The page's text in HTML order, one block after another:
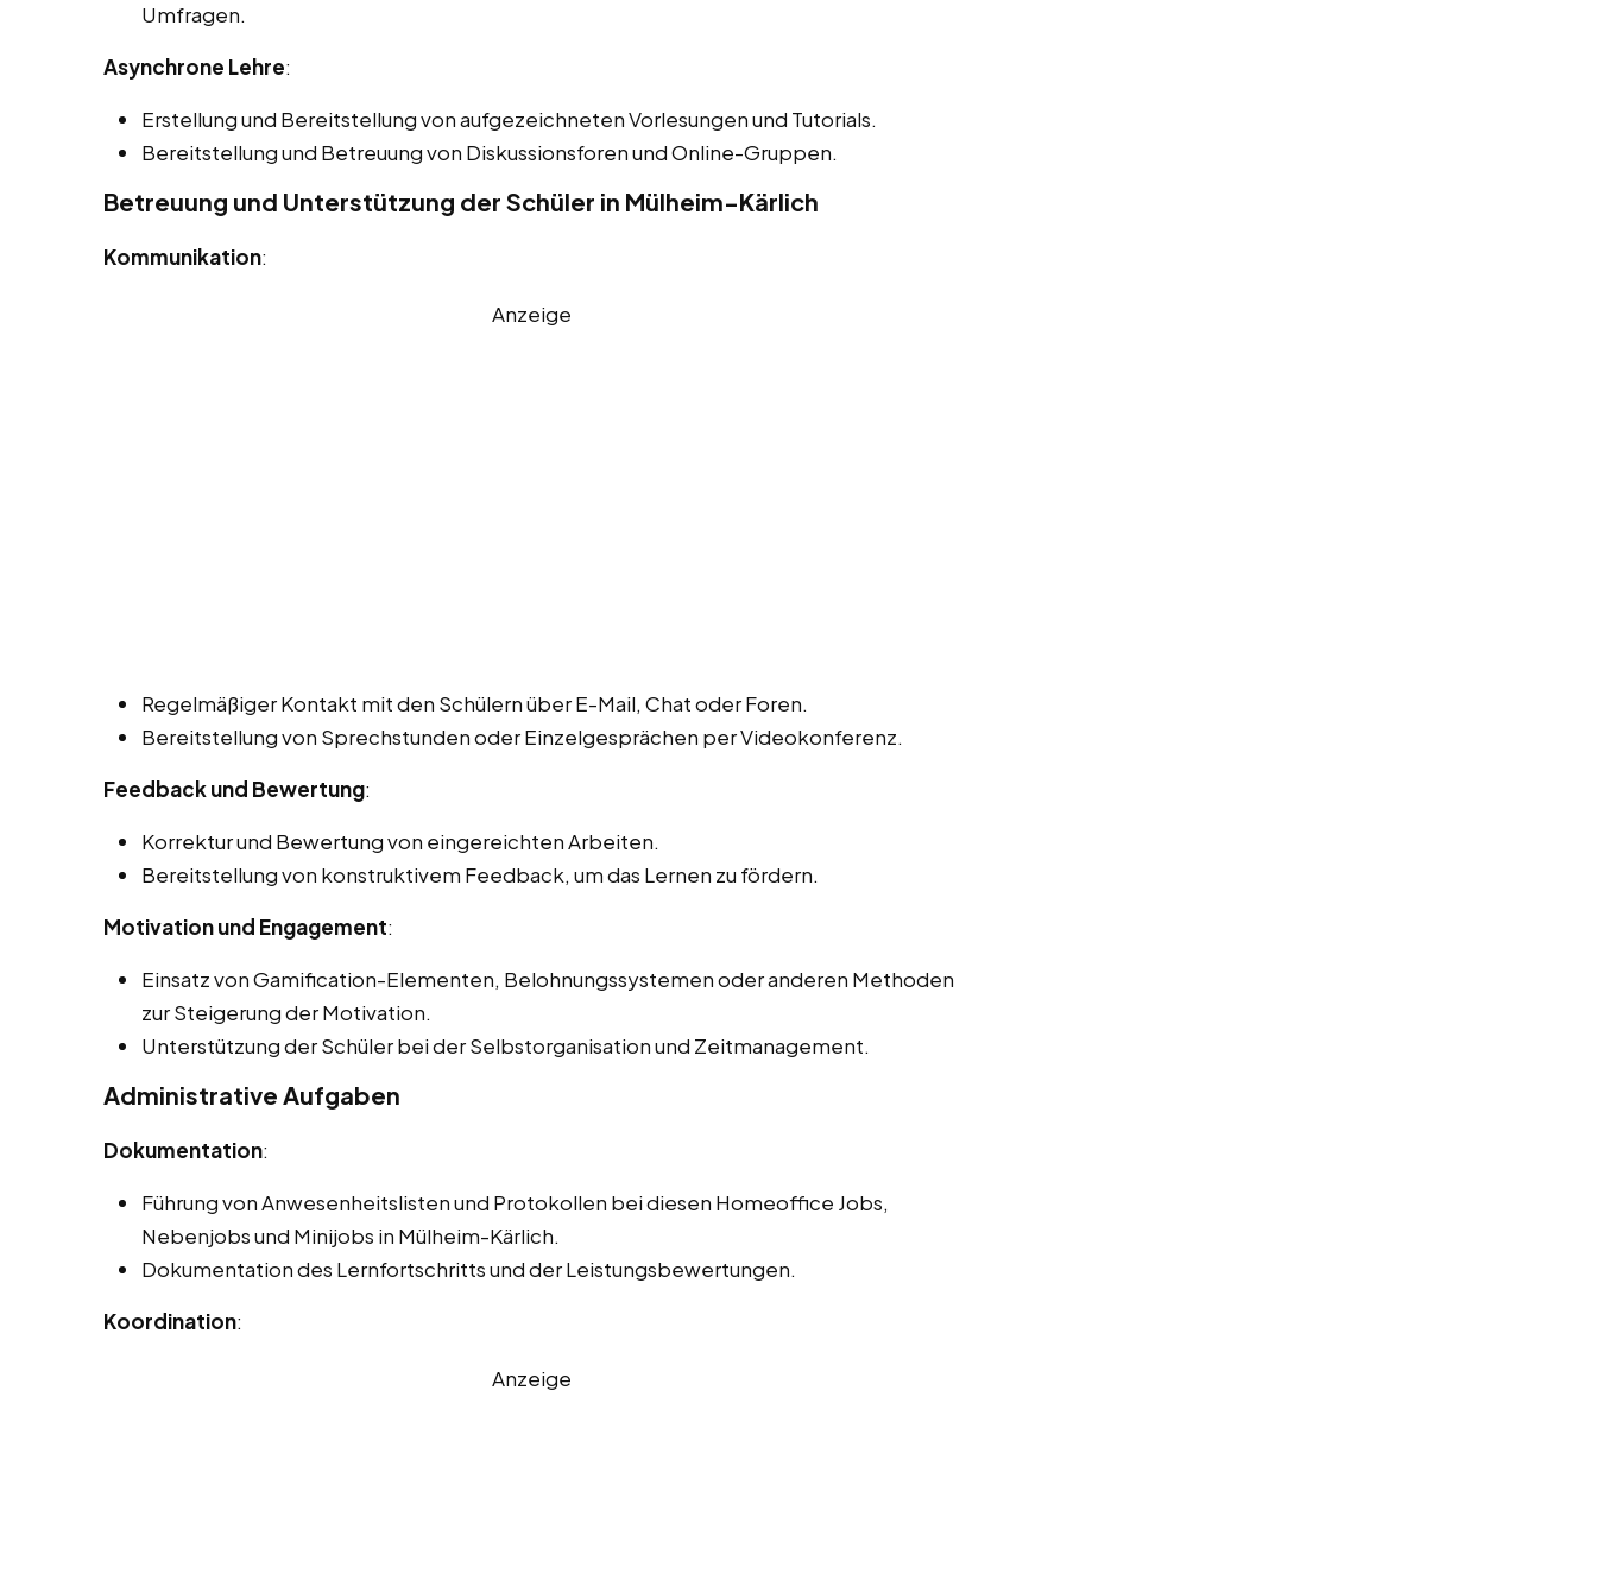
Umfragen.
Asynchrone Lehre:
Erstellung und Bereitstellung von aufgezeichneten Vorlesungen und Tutorials.
Bereitstellung und Betreuung von Diskussionsforen und Online-Gruppen.
Betreuung und Unterstützung der Schüler in Mülheim-Kärlich
Kommunikation:
Anzeige
Regelmäßiger Kontakt mit den Schülern über E-Mail, Chat oder Foren.
Bereitstellung von Sprechstunden oder Einzelgesprächen per Videokonferenz.
Feedback und Bewertung:
Korrektur und Bewertung von eingereichten Arbeiten.
Bereitstellung von konstruktivem Feedback, um das Lernen zu fördern.
Motivation und Engagement:
Einsatz von Gamification-Elementen, Belohnungssystemen oder anderen Methoden
zur Steigerung der Motivation.
Unterstützung der Schüler bei der Selbstorganisation und Zeitmanagement.
Administrative Aufgaben
Dokumentation:
Führung von Anwesenheitslisten und Protokollen bei diesen Homeoffice Jobs,
Nebenjobs und Minijobs in Mülheim-Kärlich.
Dokumentation des Lernfortschritts und der Leistungsbewertungen.
Koordination:
Anzeige